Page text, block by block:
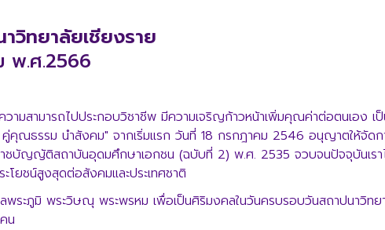
วิทยาลัยเชียงราย
พ.ศ.2566
ามสามารถไปประกอบวิชาชีพ มีความเจริญก้าวหน้าเพิ่มคุณค่าต่อตนเอง
คุณธรรม นำสังคม" จากเริ่มแรก วันที่ 18 กรกฎาคม 2546 อนุญาตให้จัด
าชบัญญัติสถาบันอุดมศึกษาเอกชน (ฉบับที่ 2) พ.ศ. 2535 จวบจนปัจจุบันเร
โยชน์สูงสุดต่อสังคมและประเทศชาติ
ระภูมิ พระวิษณุ พระพรหม เพื่อเป็นศิริมงคลในวันครบรอบวันสถาปนาวิทย
น